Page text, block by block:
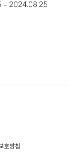
– 2024.08.25
호방침